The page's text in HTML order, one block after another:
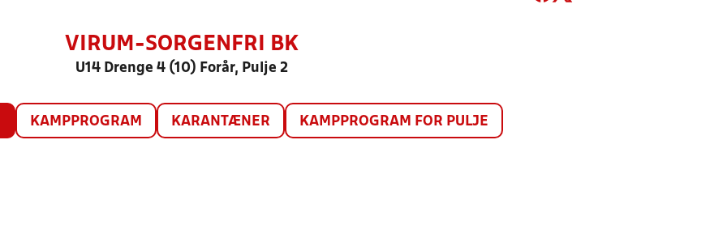
VIRUM-SORGENFRI BK
U14 Drenge 4 (10) Forår, Pulje 2
KAMPPROGRAM KARANTÆNER KAMPPROGRAM FOR PULJE